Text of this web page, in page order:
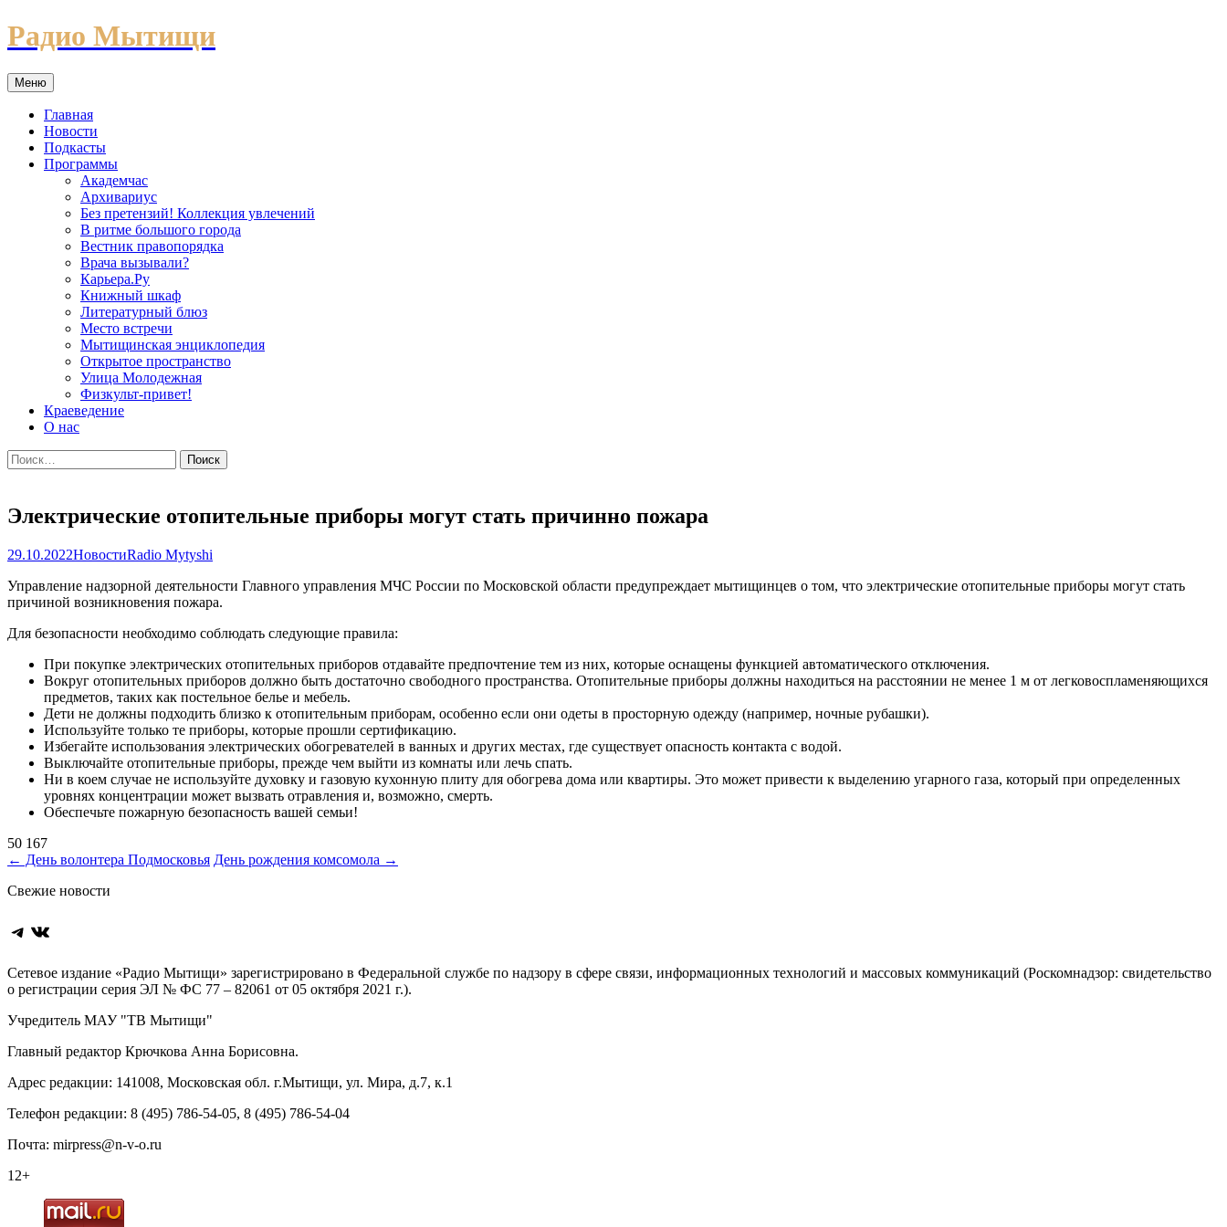
Перейти
к
Радио Мытищи
Меню
Главная
Новости
Подкасты
Программы
Академчас
Архивариус
Без претензий! Коллекция увлечений
В ритме большого города
Вестник правопорядка
Врача вызывали?
Карьера.Ру
Книжный шкаф
Литературный блюз
Место встречи
Мытищинская энциклопедия
Открытое пространство
Улица Молодежная
Физкульт-привет!
Краеведение
О нас
Найти:
Электрические отопительные приборы могут стать причинно пожара
29.10.2022НовостиRadio Mytyshi
Управление надзорной деятельности Главного управления МЧС России по Московской области предупреждает мытищинцев о том, что электрические отопительные приборы могут стать
причиной возникновения пожара.
Для безопасности необходимо соблюдать следующие правила:
При покупке электрических отопительных приборов отдавайте предпочтение тем из них, которые оснащены функцией автоматического отключения.
Вокруг отопительных приборов должно быть достаточно свободного пространства. Отопительные приборы должны находиться на расстоянии не менее 1 м от легковоспламеняющихся
предметов, таких как постельное белье и мебель.
Дети не должны подходить близко к отопительным приборам, особенно если они одеты в просторную одежду (например, ночные рубашки).
Используйте только те приборы, которые прошли сертификацию.
Избегайте использования электрических обогревателей в ванных и других местах, где существует опасность контакта с водой.
Выключайте отопительные приборы, прежде чем выйти из комнаты или лечь спать.
Ни в коем случае не используйте духовку и газовую кухонную плиту для обогрева дома или квартиры. Это может привести к выделению угарного газа, который при определенных
уровнях концентрации может вызвать отравления и, возможно, смерть.
Обеспечьте пожарную безопасность вашей семьи!
50 167
Навигация
по
← День волонтера Подмосковья День рождения комсомола →
Свежие новости
Telegram
ВКонтакте
Сетевое издание «Радио Мытищи» зарегистрировано в Федеральной службе по надзору в сфере связи, информационных технологий и массовых коммуникаций (Роскомнадзор: свидетельство
о регистрации серия ЭЛ № ФС 77 – 82061 от 05 октября 2021 г.).
Учредитель МАУ "ТВ Мытищи"
Главный редактор Крючкова Анна Борисовна.
Адрес редакции: 141008, Московская обл. г.Мытищи, ул. Мира, д.7, к.1
Телефон редакции: 8 (495) 786-54-05, 8 (495) 786-54-04
Почта: mirpress@n-v-o.ru
12+